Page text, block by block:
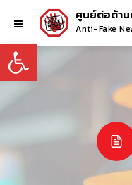
Open toolbar
ศูนย์ต่อต้าน
Anti-Fake